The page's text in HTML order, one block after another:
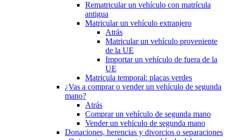
Rematricular un vehículo con matrícula
antigua
Matricular un vehículo extranjero
Atrás
Matricular un vehículo proveniente
de la UE
Importar un vehículo de fuera de la
UE
Matricula temporal: placas verdes
¿Vas a comprar o vender un vehículo de segunda
mano?
Atrás
Comprar un vehículo de segunda mano
Vender un vehículo de segunda mano
Donaciones, herencias y divorcios o separaciones